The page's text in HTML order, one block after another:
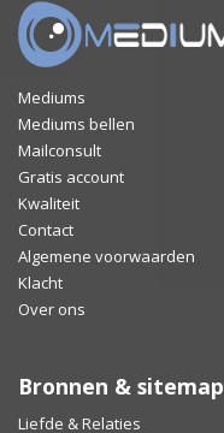
Mediums
Mediums bellen
Mailconsult
Gratis account
Kwaliteit
Contact
Algemene voorwaarden
Klacht
Over ons
Bronnen & sitemap
Liefde & Relaties